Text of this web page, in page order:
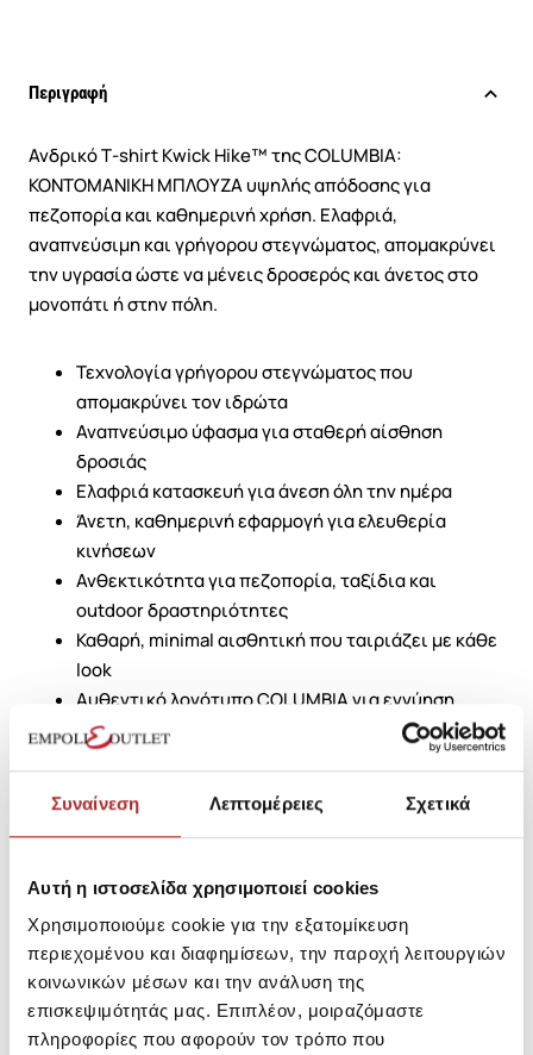
Συναίνεση Λεπτομέρειες Σχετικά
Αυτή η ιστοσελίδα χρησιμοποιεί cookies
Χρησιμοποιούμε cookie για την εξατομίκευση
περιεχομένου και διαφημίσεων, την παροχή λειτουργιών
κοινωνικών μέσων και την ανάλυση της
επισκεψιμότητάς μας. Επιπλέον, μοιραζόμαστε
πληροφορίες που αφορούν τον τρόπο που
Περιγραφή
Ανδρικό T‑shirt Kwick Hike™ της COLUMBIA:
ΚΟΝΤΟΜΑΝΙΚΗ ΜΠΛΟΥΖΑ υψηλής απόδοσης για
πεζοπορία και καθημερινή χρήση. Ελαφριά,
αναπνεύσιμη και γρήγορου στεγνώματος, απομακρύνει
την υγρασία ώστε να μένεις δροσερός και άνετος στο
μονοπάτι ή στην πόλη.
Τεχνολογία γρήγορου στεγνώματος που
απομακρύνει τον ιδρώτα
Αναπνεύσιμο ύφασμα για σταθερή αίσθηση
δροσιάς
Ελαφριά κατασκευή για άνεση όλη την ημέρα
Άνετη, καθημερινή εφαρμογή για ελευθερία
κινήσεων
Ανθεκτικότητα για πεζοπορία, ταξίδια και
outdoor δραστηριότητες
Καθαρή, minimal αισθητική που ταιριάζει με κάθε
look
Αυθεντικό λογότυπο COLUMBIA για εγγύηση
ποιότητας
Αναβάθμισε τη συλλογή σου με το Ανδρικό T‑shirt Kwick
Hike™ της COLUMBIA – η κοντομάνικη μπλούζα που
συνδυάζει άνεση, τεχνολογία και αντοχή σε κάθε σου
Μεγεθολόγιο
SKU: 25295307D9388
Κωδικός Κατασκευαστή: 2071763
Σύνθεση